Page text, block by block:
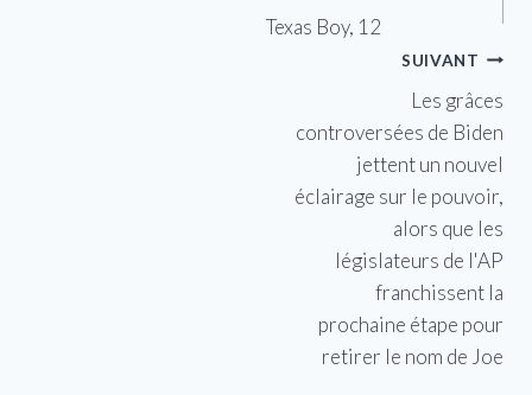
Texas Boy, 12
SUIVANT
Les grâces
controversées de Biden
jettent un nouvel
éclairage sur le pouvoir,
alors que les
législateurs de l'AP
franchissent la
prochaine étape pour
retirer le nom de Joe